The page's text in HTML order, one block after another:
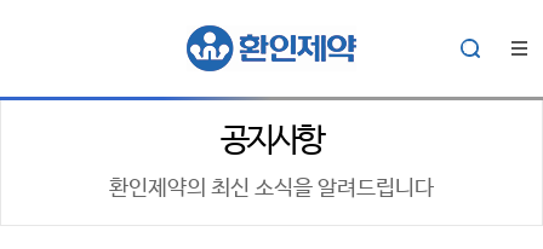
공지사항
환인제약의 최신 소식을 알려드립니다